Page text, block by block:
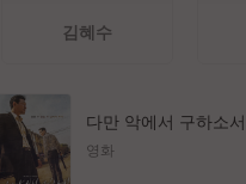
김혜수
다만 악에서 구하소서
영화